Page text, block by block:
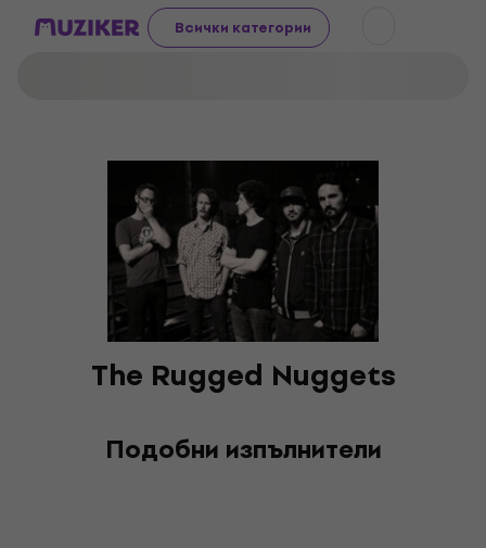
Всички категории
The Rugged Nuggets
Подобни изпълнители